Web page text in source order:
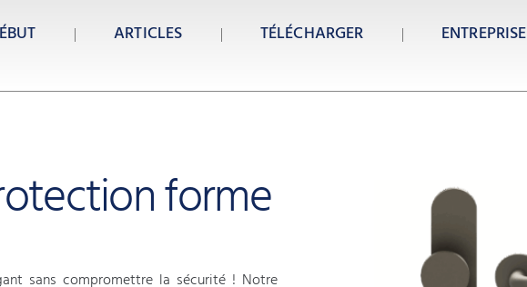
ARTICLES TÉLÉCHARGER ENTREPRISE
forme
sans compromettre la sécurité ! Notre